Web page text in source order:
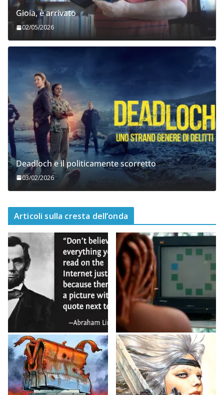
Gioia, è arrivato
02/05/2026
Deadloch e il politicamente scorretto
03/02/2026
Articoli sulla cresta dell’onda